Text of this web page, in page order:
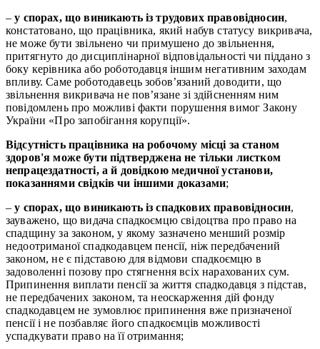
– у спорах, що виникають із трудових правовідносин,
констатовано, що працівника, який набув статусу викривача,
не може бути звільнено чи примушено до звільнення,
притягнуто до дисциплінарної відповідальності чи піддано з
боку керівника або роботодавця іншим негативним заходам
впливу. Саме роботодавець зобов’язаний доводити, що
звільнення викривача не пов’язане зі здійсненням ним
повідомлень про можливі факти порушення вимог Закону
України «Про запобігання корупції».
Відсутність працівника на робочому місці за станом
здоров'я може бути підтверджена не тільки листком
непрацездатності, а й довідкою медичної установи,
показаннями свідків чи іншими доказами;
–у спорах, що виникають із спадкових правовідносин,
зауважено, що видача спадкоємцю свідоцтва про право на
спадщину за законом, у якому зазначено менший розмір
недоотриманої спадкодавцем пенсії, ніж передбачений
законом, не є підставою для відмови спадкоємцю в
задоволенні позову про стягнення всіх нарахованих сум.
Припинення виплати пенсії за життя спадкодавця з підстав,
не передбачених законом, та неоскарження дій фонду
спадкодавцем не зумовлює припинення вже призначеної
пенсії і не позбавляє його спадкоємців можливості
успадкувати право на її отримання;